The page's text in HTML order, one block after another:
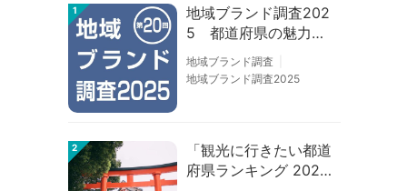
1
地域ブランド調査202
5 都道府県の魅力度
等調査結果
地域ブランド調査
地域ブランド調査2025
2
「観光に行きたい都道
府県ランキング 202